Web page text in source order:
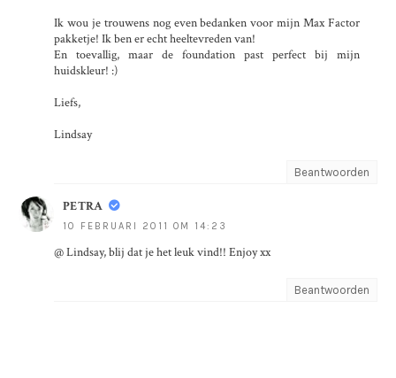
Ik wou je trouwens nog even bedanken voor mijn Max Factor
pakketje! Ik ben er echt heeltevreden van!
En toevallig, maar de foundation past perfect bij mijn
huidskleur! :)
Liefs,
Lindsay
Beantwoorden
PETRA
10 FEBRUARI 2011 OM 14:23
@ Lindsay, blij dat je het leuk vind!! Enjoy xx
Beantwoorden